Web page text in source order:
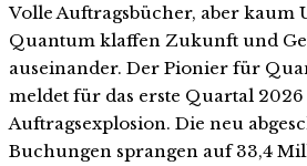
Volle Auftragsbücher, aber kaum
Quantum klaffen Zukunft und
auseinander. Der Pionier für
meldet für das erste Quartal
Auftragsexplosion. Die neu
Buchungen sprangen auf 33,4